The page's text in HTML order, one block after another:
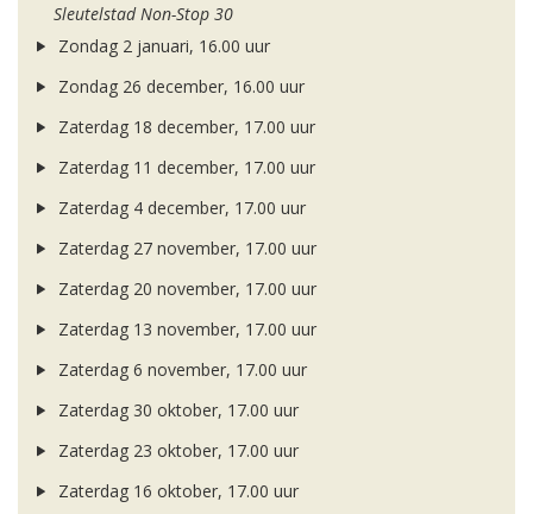
Sleutelstad Non-Stop 30
Zondag 2 januari, 16.00 uur
Zondag 26 december, 16.00 uur
Zaterdag 18 december, 17.00 uur
Zaterdag 11 december, 17.00 uur
Zaterdag 4 december, 17.00 uur
Zaterdag 27 november, 17.00 uur
Zaterdag 20 november, 17.00 uur
Zaterdag 13 november, 17.00 uur
Zaterdag 6 november, 17.00 uur
Zaterdag 30 oktober, 17.00 uur
Zaterdag 23 oktober, 17.00 uur
Zaterdag 16 oktober, 17.00 uur